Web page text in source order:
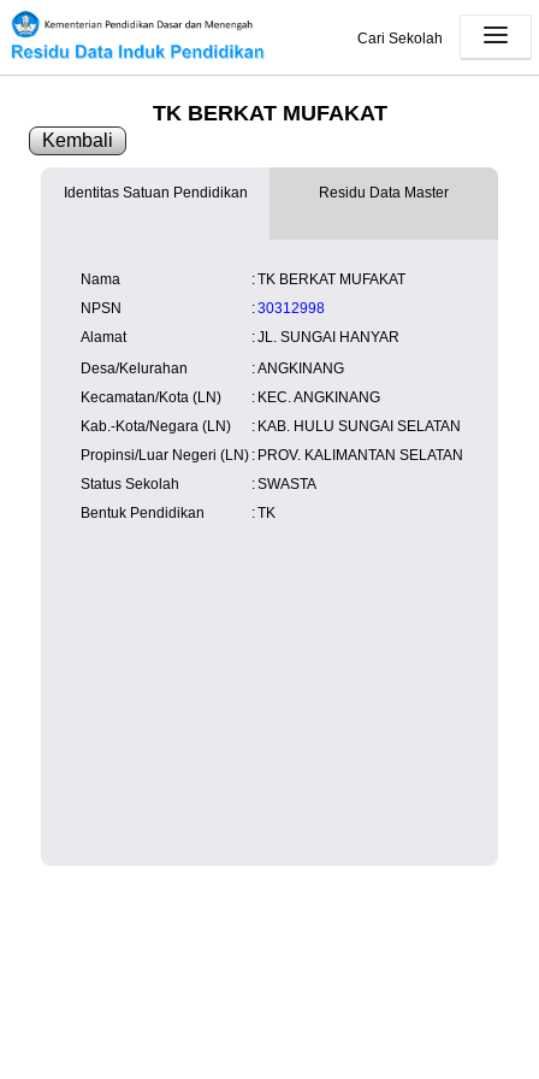
Cari Sekolah
TK BERKAT MUFAKAT
Kembali
Identitas Satuan Pendidikan
Nama :TK BERKAT MUFAKAT
NPSN
:30312998
Alamat
:JL. SUNGAI HANYAR
Desa/Kelurahan
:ANGKINANG
Kecamatan/Kota (LN)
: KEC. ANGKINANG
Kab.-Kota/Negara (LN)
: KAB. HULU SUNGAI SELATAN
Propinsi/Luar Negeri (LN) : PROV. KALIMANTAN SELATAN
Status Sekolah
:SWASTA
Bentuk Pendidikan
:TK
Residu Data Master